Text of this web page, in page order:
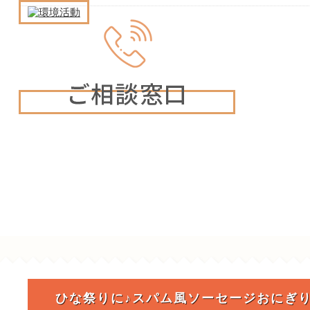
ひな祭りに♪スパム風ソーセージおにぎ